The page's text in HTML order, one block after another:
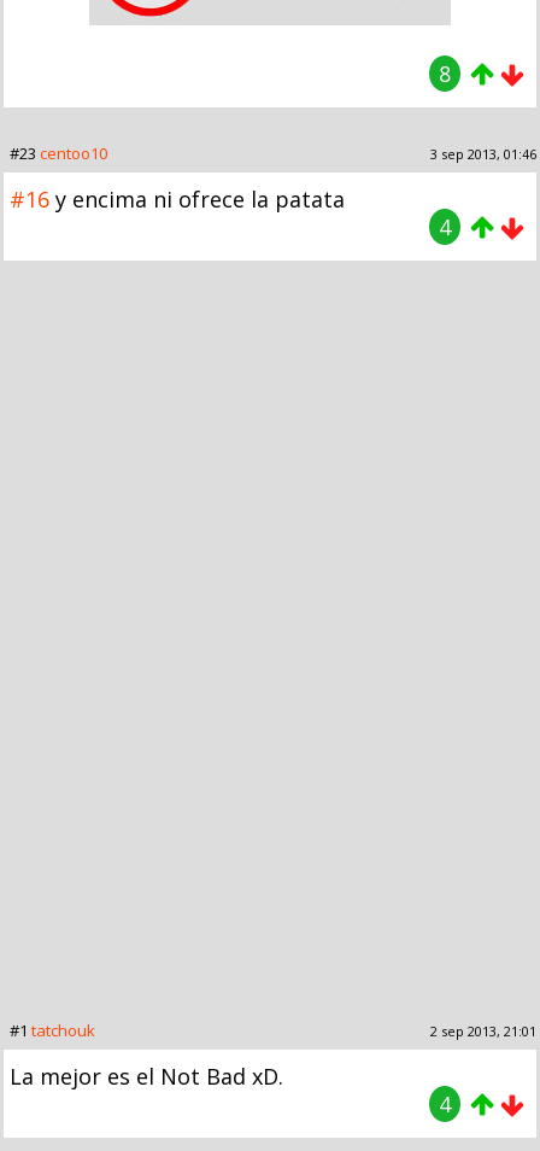
8
#23 centoo10 3 sep 2013, 01:46
#16 y encima ni ofrece la patata
4
#1 tatchouk 2 sep 2013, 21:01
La mejor es el Not Bad xD.
4